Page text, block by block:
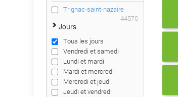
Trignac-saint-nazaire
44570
Jours
Tous les jours
Vendredi et samedi
Lundi et mardi
Mardi et mercredi
Mercredi et jeudi
Jeudi et vendredi